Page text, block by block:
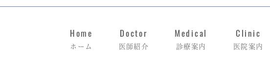
Home
ホーム
Doctor
医師紹介
Medical
診療案内
Clinic
医院案内